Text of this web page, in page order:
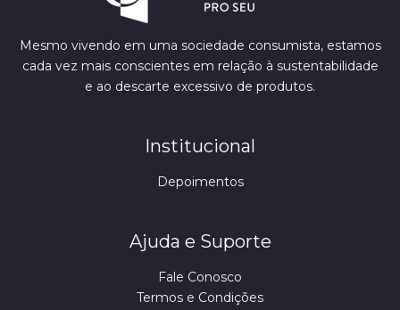
Mesmo vivendo em uma sociedade consumista, estamos
cada vez mais conscientes em relação à sustentabilidade
e ao descarte excessivo de produtos.
Institucional
Depoimentos
Ajuda e Suporte
Fale Conosco
Termos e Condições